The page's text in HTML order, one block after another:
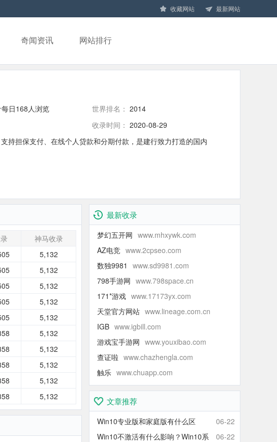
收藏网站 最新网站
奇闻资讯 网站排行
日168人浏览 世界排名： 2014
收录时间： 2020-08-29
持担保支付、在线个人贷款和分期付款，是建行致力打造的国内
神马收录
5,132
5,132
5,132
5,132
5,132
5,132
5,132
5,132
5,132
5,132
最新收录
梦幻五开网 www.mhxywk.com
AZ电竞 www.2cpseo.com
数独9981
www.sd9981.com
798手游网 www.798space.cn
171*游戏 www.17173yx.com
天堂官方网站 www.lineage.com.cn
IGB www.igbill.com
游戏宝手游网 www.youxibao.com
查证啦 www.chazhengla.com
触乐 www.chuapp.com
文章推荐
Win10专业版和家庭版有什么区
别？Win10家庭版和专业版区别对
06-22
Win10不激活有什么影响？Win10系
06-22